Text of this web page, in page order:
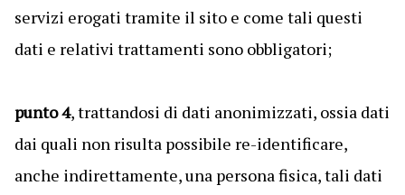
servizi erogati tramite il sito e come tali questi
dati e relativi trattamenti sono obbligatori;
punto 4, trattandosi di dati anonimizzati, ossia dati
dai quali non risulta possibile re-identificare,
anche indirettamente, una persona fisica, tali dati